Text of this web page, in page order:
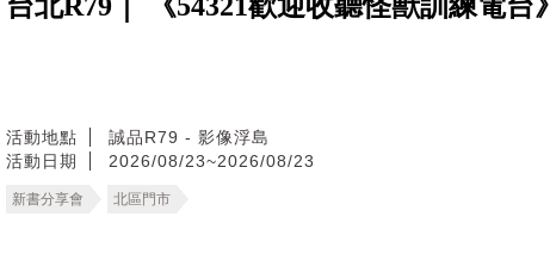
活動地點
誠品R79 - 影像浮島
活動日期
2026/08/23~2026/08/23
新書分享會 北區門市